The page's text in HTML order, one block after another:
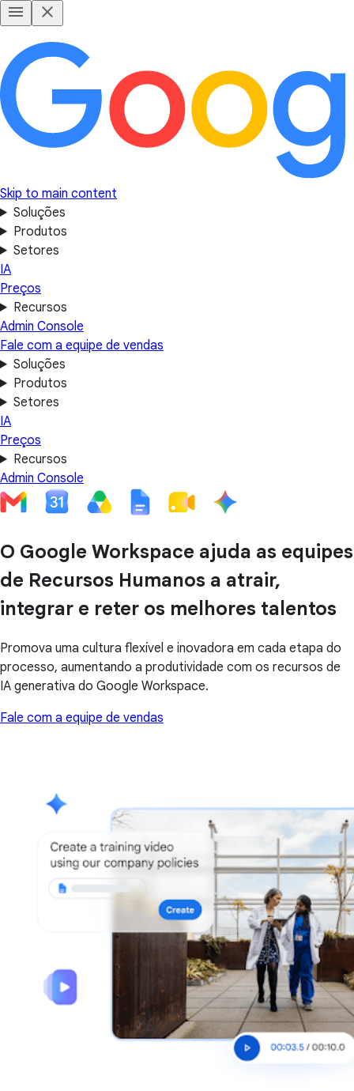
Skip to main content
Soluções
Produtos
Setores
IA
Preços
Recursos
Admin Console
Fale com a equipe de vendas
Soluções
Produtos
Setores
IA
Preços
Recursos
Admin Console
O Google Workspace ajuda as equipes
de Recursos Humanos a atrair,
integrar e reter os melhores talentos
Promova uma cultura flexível e inovadora em cada etapa do
processo, aumentando a produtividade com os recursos de
IA generativa do Google Workspace.
Fale com a equipe de vendas